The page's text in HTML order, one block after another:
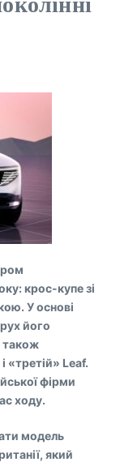
крос-купе зі
У основі
його
також
«третій» Leaf.
фірми
ходу.
модель
який